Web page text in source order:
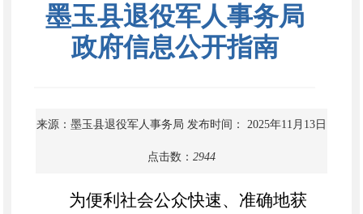
墨玉县退役军人事务局
政府信息公开指南
来源：墨玉县退役军人事务局 发布时间： 2025年11月13日
点击数： 2944
为便利社会公众快速、准确地获